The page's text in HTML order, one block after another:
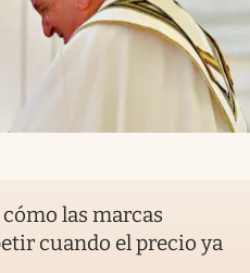
las marcas
cuando el precio ya